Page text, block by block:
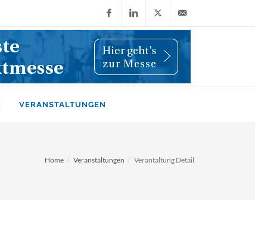
FacebookLinkedIn
X
(Twitter)
info@wiwi-
VERANSTALTUNGEN
Home Veranstaltungen Verantaltung Detail